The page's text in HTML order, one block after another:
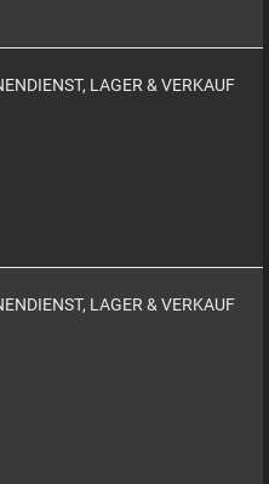
LAGER & VERKAUF
LAGER & VERKAUF